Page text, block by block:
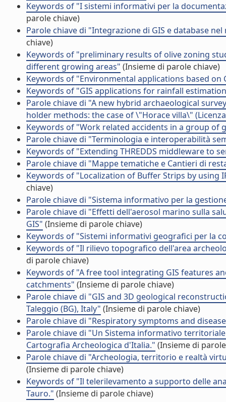
Keywords of "I sistemi informativi per la
parole chiave)
Parole chiave di "Integrazione di GIS e database
chiave)
Keywords of "preliminary results of olive zoning
different growing areas" (Insieme di parole chiave)
Keywords of "Environmental applications based on
Keywords of "GIS applications for rainfall
Parole chiave di "A new hybrid archaeological
holder methods: the case of \"Horace villa\"
Keywords of "Work related accidents in a group of
Parole chiave di "Terminologia e interoperabilità
Keywords of "Extending THREDDS middleware to
Parole chiave di "Mappe tematiche e Cantieri di
Keywords of "Localization of Buffer Strips by using
chiave)
Parole chiave di "Sistema informativo per la
Parole chiave di "Effetti dell'aerosol marino sulla
GIS" (Insieme di parole chiave)
Keywords of "Sistemi informativi geografici per la
Keywords of "Il rilievo topografico dell'area
di parole chiave)
Keywords of "A free tool integrating GIS features
catchments" (Insieme di parole chiave)
Parole chiave di "GIS and 3D geological
Taleggio (BG), Italy" (Insieme di parole chiave)
Parole chiave di "Respiratory symptoms and
Parole chiave di "Un Sistema informativo
Cartografia Archeologica d'Italia." (Insieme di
Parole chiave di "Archeologia, territorio e realtà
(Insieme di parole chiave)
Keywords of "Il telerilevamento a supporto delle
Tauro." (Insieme di parole chiave)